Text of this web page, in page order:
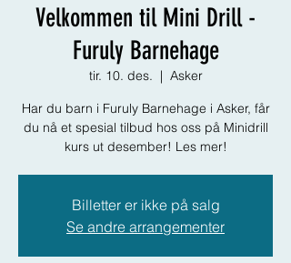
Velkommen til Mini Drill -
Furuly Barnehage
tir. 10. des.
  |
Asker
Har du barn i Furuly Barnehage i Asker, får
du nå et spesial tilbud hos oss på Minidrill
kurs ut desember! Les mer!
Billetter er ikke på salg
Se andre arrangementer